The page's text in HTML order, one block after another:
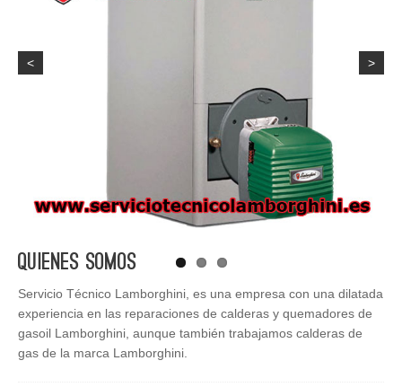
< >
Quienes Somos
Servicio Técnico Lamborghini, es una empresa con una dilatada
experiencia en las reparaciones de calderas y quemadores de
gasoil Lamborghini, aunque también trabajamos calderas de
gas de la marca Lamborghini.